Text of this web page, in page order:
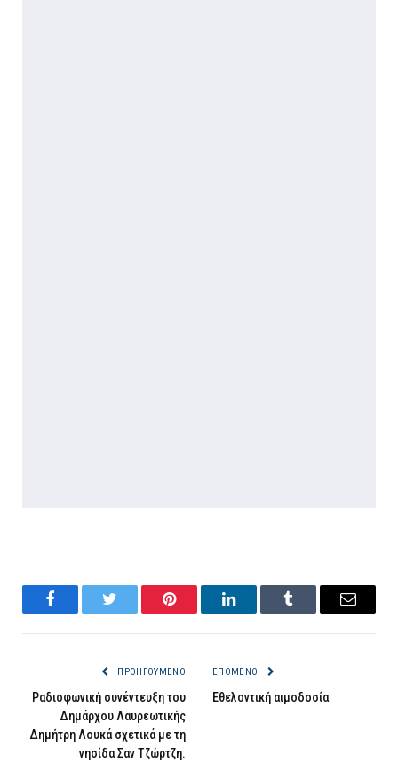
FacebookTwitter Pinterest LinkedInTumblr Email
ΠΡΟΗΓΟΎΜΕΝΟ
Ραδιοφωνική συνέντευξη του
Δημάρχου Λαυρεωτικής
Δημήτρη Λουκά σχετικά με τη
νησίδα Σαν Τζώρτζη.
ΕΠΌΜΕΝΟ
Εθελοντική αιμοδοσία